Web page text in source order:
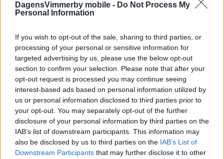
DagensVimmerby mobile - Do Not Process My
Personal Information
If you wish to opt-out of the sale, sharing to third parties, or
processing of your personal or sensitive information for
targeted advertising by us, please use the below opt-out
section to confirm your selection. Please note that after your
opt-out request is processed you may continue seeing
interest-based ads based on personal information utilized by
us or personal information disclosed to third parties prior to
your opt-out. You may separately opt-out of the further
disclosure of your personal information by third parties on the
IAB’s list of downstream participants. This information may
also be disclosed by us to third parties on the IAB’s List of
Downstream Participants that may further disclose it to other